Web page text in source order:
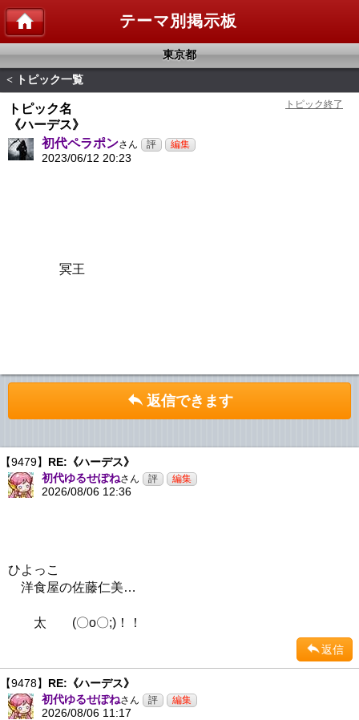
テーマ別掲示板
東京都
< トピック一覧
トピック名
《ハーデス》
初代ペラポンさん
2023/06/12 20:23
冥王
返信できます
【9479】 RE:《ハーデス》
初代ゆるせぽねさん
2026/08/06 12:36
ひよっこ
洋食屋の佐藤仁美…
太 (〇o〇;)！！
返信
【9478】 RE:《ハーデス》
初代ゆるせぽねさん
2026/08/06 11:17